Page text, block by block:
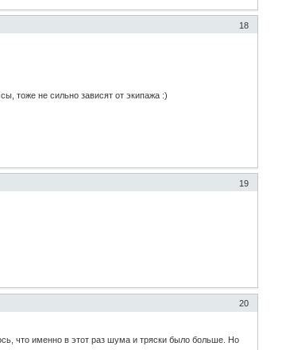
18
тоже не сильно зависят от экипажа :)
19
20
что именно в этот раз шума и тряски было больше. Но